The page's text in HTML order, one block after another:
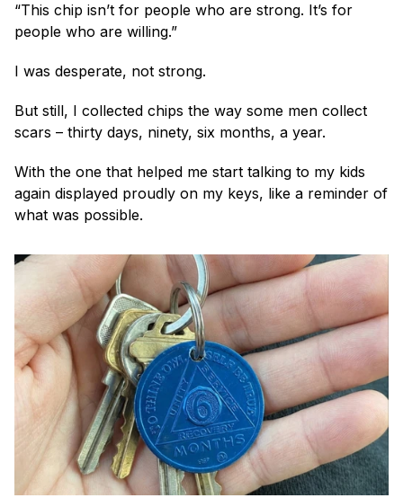
“This chip isn’t for people who are strong. It’s for
people who are willing.”
I was desperate, not strong.
But still, I collected chips the way some men collect
scars – thirty days, ninety, six months, a year.
With the one that helped me start talking to my kids
again displayed proudly on my keys, like a reminder of
what was possible.